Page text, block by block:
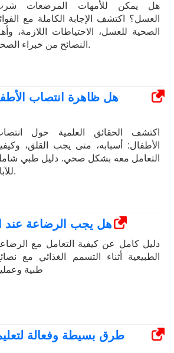
هل يمكن للأمهات المرضعات
العسل؟ اكتشف الإجابة الكاملة مع
الصحية للعسل، الاحتياطات اللازمة،
النصائح من خبراء الصحة.
هل ظاهرة انتصاب
اكتشف الحقائق العلمية حول
الأطفال: أسبابه، متى يجب القلق،
التعامل معه بشكل صحي. دليل طبي
للآباء.
هل يجب الرضاعة عند
دليل كامل عن كيفية التعامل مع
الطبيعية أثناء التسمم الغذائي مع
طبية